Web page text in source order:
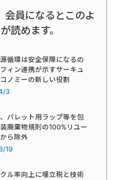
会員になるとこのよ
読めます。
循環は安全保障になるの
ィン連携が示すサーキュ
ノミーの新しい役割
3
パレット用ラップ等を包
廃棄物規則の100%リユー
ら除外
19
ル率向上に埋立税と技術